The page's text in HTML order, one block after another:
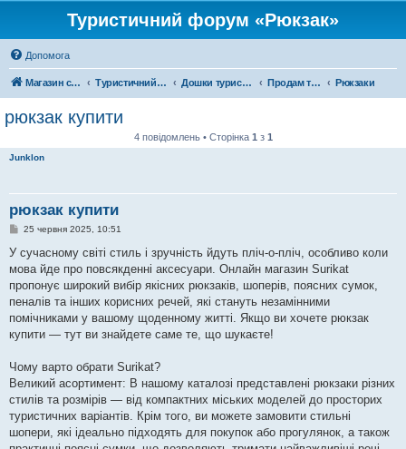
Туристичний форум «Рюкзак»
Допомога
Магазин спорядження Туристичний форум «Рюкзак» Дошки туристичних оголошень Продам туристичне спорядження Рюкзаки
рюкзак купити
4 повідомлень • Сторінка 1 з 1
Junklon
рюкзак купити
П
в
д
о
л
е
н
25 червня 2025, 10:51
У сучасному світі стиль і зручність йдуть пліч-о-пліч, особливо коли
мова йде про повсякденні аксесуари. Онлайн магазин Surikat
пропонує широкий вибір якісних рюкзаків, шоперів, поясних сумок,
пеналів та інших корисних речей, які стануть незамінними
помічниками у вашому щоденному житті. Якщо ви хочете рюкзак
купити — тут ви знайдете саме те, що шукаєте!
Чому варто обрати Surikat?
Великий асортимент: В нашому каталозі представлені рюкзаки різних
стилів та розмірів — від компактних міських моделей до просторих
туристичних варіантів. Крім того, ви можете замовити стильні
шопери, які ідеально підходять для покупок або прогулянок, а також